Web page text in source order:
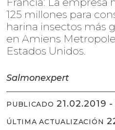
125 millones para
harina insectos más
en Amiens
Estados Unidos.
Salmonexpert
PUBLICADO 21.02.2019
ÚLTIMA ACTUALIZACIÓN